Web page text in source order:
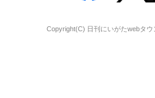
Copyright(C) 日刊にいがたwebタ